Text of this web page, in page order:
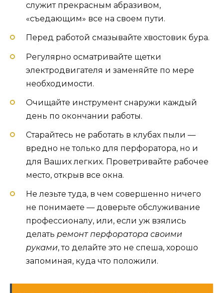
служит прекрасным абразивом,
«съедающим» все на своем пути.
Перед работой смазывайте хвостовик бура.
Регулярно осматривайте щетки
электродвигателя и заменяйте по мере
необходимости.
Очищайте инструмент снаружи каждый
день по окончании работы.
Старайтесь не работать в клубах пыли —
вредно не только для перфоратора, но и
для Ваших легких. Проветривайте рабочее
место, открыв все окна.
Не лезьте туда, в чем совершенно ничего
не понимаете — доверьте обслуживание
профессионалу, или, если уж взялись
делать ремонт перфоратора своими
руками, то делайте это не спеша, хорошо
запоминая, куда что положили.